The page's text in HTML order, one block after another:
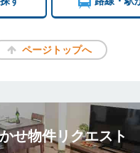
ページトップへ
せ物件リクエスト